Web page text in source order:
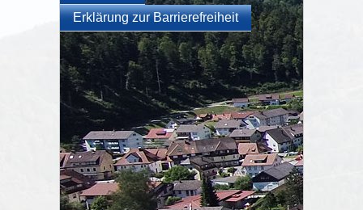
Erklärung zur Barrierefreiheit